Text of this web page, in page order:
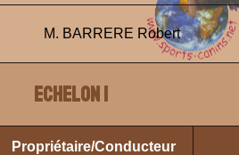
M. BARRERE Robert
ECHELON 1
Propriétaire/Conducteur